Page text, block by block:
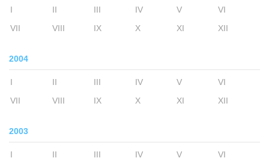
I II III IV V
VI
VII
VIII IX X XI XII
2004
I II III IV V
VI
VII
VIII IX X XI XII
2003
I II III IV V
VI